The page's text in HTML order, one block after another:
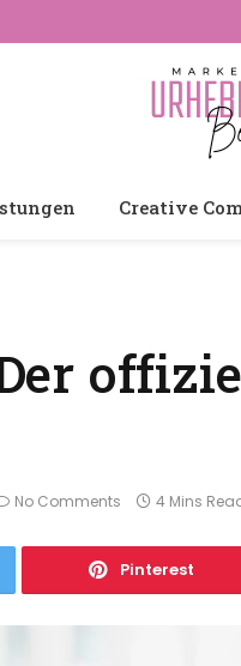
Creative
No Comments 4 Mins
Pinterest